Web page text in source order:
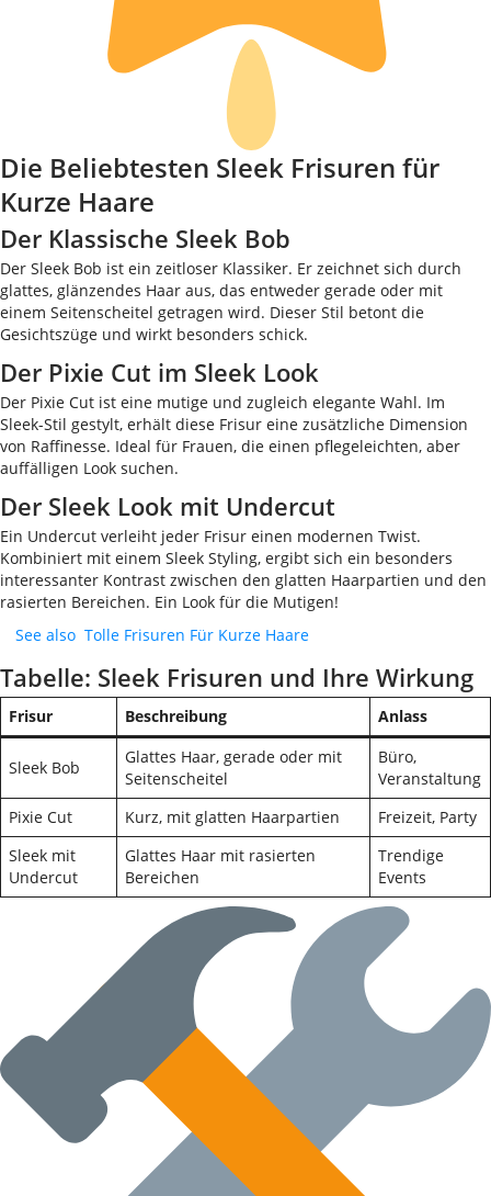
Die Beliebtesten Sleek Frisuren für
Kurze Haare
Der Klassische Sleek Bob
Der Sleek Bob ist ein zeitloser Klassiker. Er zeichnet sich durch
glattes, glänzendes Haar aus, das entweder gerade oder mit
einem Seitenscheitel getragen wird. Dieser Stil betont die
Gesichtszüge und wirkt besonders schick.
Der Pixie Cut im Sleek Look
Der Pixie Cut ist eine mutige und zugleich elegante Wahl. Im
Sleek-Stil gestylt, erhält diese Frisur eine zusätzliche Dimension
von Raffinesse. Ideal für Frauen, die einen pflegeleichten, aber
auffälligen Look suchen.
Der Sleek Look mit Undercut
Ein Undercut verleiht jeder Frisur einen modernen Twist.
Kombiniert mit einem Sleek Styling, ergibt sich ein besonders
interessanter Kontrast zwischen den glatten Haarpartien und den
rasierten Bereichen. Ein Look für die Mutigen!
See also Tolle Frisuren Für Kurze Haare
Tabelle: Sleek Frisuren und Ihre Wirkung
Frisur Beschreibung Anlass
Sleek Bob
Glattes Haar, gerade oder mit
Seitenscheitel
Büro,
Veranstaltung
Pixie Cut
Kurz, mit glatten Haarpartien
Freizeit, Party
Sleek mit
Undercut
Glattes Haar mit rasierten
Bereichen
Trendige
Events